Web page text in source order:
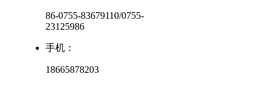
86-0755-83679110/0755-
23125986
手机：
18665878203